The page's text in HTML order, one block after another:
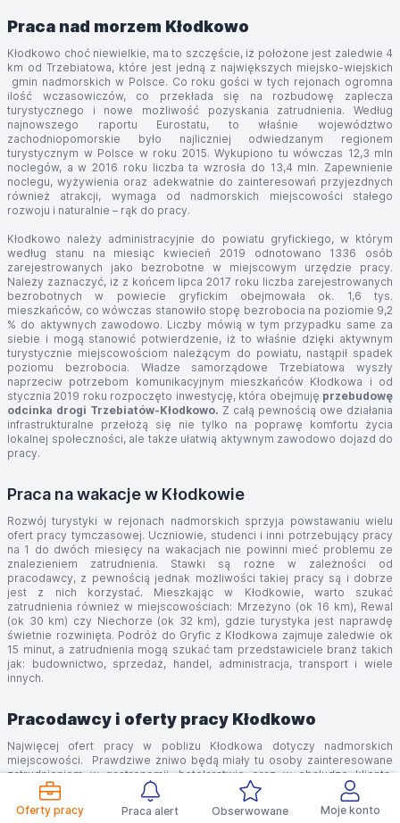
Oferty pracy Praca alert Obserwowane Moje konto
Praca nad morzem Kłodkowo
Kłodkowo choć niewielkie, ma to szczęście, iż położone jest zaledwie 4
km od Trzebiatowa, które jest jedną z największych miejsko-wiejskich
gmin nadmorskich w Polsce. Co roku gości w tych rejonach ogromna
ilość wczasowiczów, co przekłada się na rozbudowę zaplecza
turystycznego i nowe możliwość pozyskania zatrudnienia. Według
najnowszego raportu Eurostatu, to właśnie województwo
zachodniopomorskie było najliczniej odwiedzanym regionem
turystycznym w Polsce w roku 2015. Wykupiono tu wówczas 12,3 mln
noclegów, a w 2016 roku liczba ta wzrosła do 13,4 mln. Zapewnienie
noclegu, wyżywienia oraz adekwatnie do zainteresowań przyjezdnych
również atrakcji, wymaga od nadmorskich miejscowości stałego
rozwoju i naturalnie – rąk do pracy.
Kłodkowo należy administracyjnie do powiatu gryfickiego, w którym
według stanu na miesiąc kwiecień 2019 odnotowano 1336 osób
zarejestrowanych jako bezrobotne w miejscowym urzędzie pracy.
Należy zaznaczyć, iż z końcem lipca 2017 roku liczba zarejestrowanych
bezrobotnych w powiecie gryfickim obejmowała ok. 1,6 tys.
mieszkańców, co wówczas stanowiło stopę bezrobocia na poziomie 9,2
% do aktywnych zawodowo. Liczby mówią w tym przypadku same za
siebie i mogą stanowić potwierdzenie, iż to właśnie dzięki aktywnym
turystycznie miejscowościom należącym do powiatu, nastąpił spadek
poziomu bezrobocia. Władze samorządowe Trzebiatowa wyszły
naprzeciw potrzebom komunikacyjnym mieszkańców Kłodkowa i od
stycznia 2019 roku rozpoczęto inwestycję, która obejmuję przebudowę
odcinka drogi Trzebiatów-Kłodkowo. Z całą pewnością owe działania
infrastrukturalne przełożą się nie tylko na poprawę komfortu życia
lokalnej społeczności, ale także ułatwią aktywnym zawodowo dojazd do
pracy.
Praca na wakacje w Kłodkowie
Rozwój turystyki w rejonach nadmorskich sprzyja powstawaniu wielu
ofert pracy tymczasowej. Uczniowie, studenci i inni potrzebujący pracy
na 1 do dwóch miesięcy na wakacjach nie powinni mieć problemu ze
znalezieniem zatrudnienia. Stawki są rożne w zależności od
pracodawcy, z pewnością jednak możliwości takiej pracy są i dobrze
jest z nich korzystać. Mieszkając w Kłodkowie, warto szukać
zatrudnienia również w miejscowościach: Mrzeżyno (ok 16 km), Rewal
(ok 30 km) czy Niechorze (ok 32 km), gdzie turystyka jest naprawdę
świetnie rozwinięta. Podróż do Gryfic z Kłodkowa zajmuje zaledwie ok
15 minut, a zatrudnienia mogą szukać tam przedstawiciele branż takich
jak: budownictwo, sprzedaż, handel, administracja, transport i wiele
innych.
Pracodawcy i oferty pracy Kłodkowo
Najwięcej ofert pracy w pobliżu Kłodkowa dotyczy nadmorskich
miejscowości. Prawdziwe żniwo będą miały tu osoby zainteresowane
zatrudnieniem w gastronomii, hotelarstwie oraz w obsłudze klienta.
Właściciele hoteli oraz ośrodków wypoczynkowych różnego typu,
niemal na okrągło prowadzą rekrutację personelu na czele z
kucharzami, pomocami kuchennymi, kelnerami, pokojowymi czy